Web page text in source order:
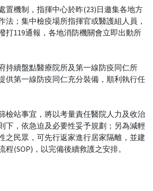
置機制，指揮中心於昨(23)日邀集各地方
；集中檢疫場所指揮官或醫護組人員，
打119通報，各地消防機關會立即出動所
持續盤點醫療院所及第一線防疫同仁所
供第一線防疫同仁充分裝備，順利執行任
檢站事宜，將以考量責任醫院人力及收治
下，依急迫及必要性妥予規劃；另為減輕
之民眾，可先行返家進行居家隔離，並建
(SOP)，以完備後續救護之安排。